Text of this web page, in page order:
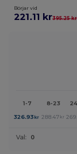
Börjar vid
221.11 kr395.25 kr
1-7 8-23
326.93kr 288.47 kr
Val: 0